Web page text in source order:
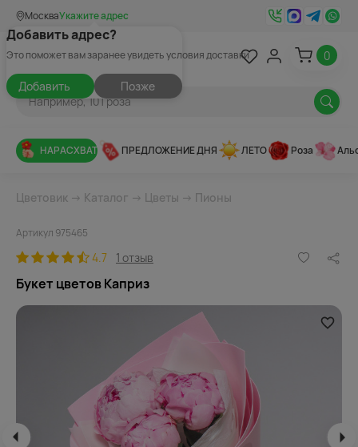
МоскваУкажите адрес
Добавить адрес?
Это поможет вам заранее увидеть условия доставки
Добавить Позже
0
НАРАСХВАТ ПРЕДЛОЖЕНИЕ ДНЯ ЛЕТО Роза
Цветовик → Каталог → Цветы → Пионы
Артикул 975465
4.7 1 отзыв
Букет цветов Каприз